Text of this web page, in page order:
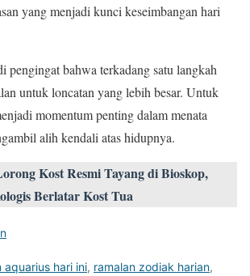
yang menjadi kunci keseimbangan hari
pengingat bahwa terkadang satu langkah
untuk loncatan yang lebih besar. Untuk
momentum penting dalam menata
alih kendali atas hidupnya.
Kost Resmi Tayang di Bioskop,
Berlatar Kost Tua
aquarius hari ini, ramalan zodiak harian,